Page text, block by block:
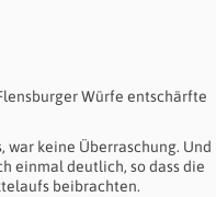
Würfe entschärfte
war keine Überraschung. Und
einmal deutlich, so dass die
beibrachten.